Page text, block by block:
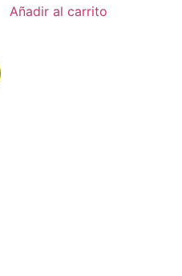
Añadir al carrito